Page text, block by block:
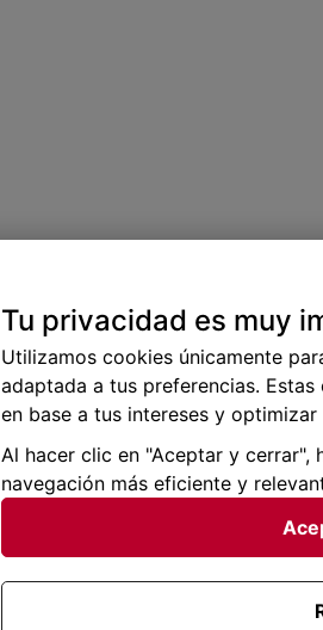
Tu privacidad es muy
Utilizamos cookies únicamente
adaptada a tus preferencias.
en base a tus intereses y
Al hacer clic en "Aceptar y cerrar",
navegación más eficiente y